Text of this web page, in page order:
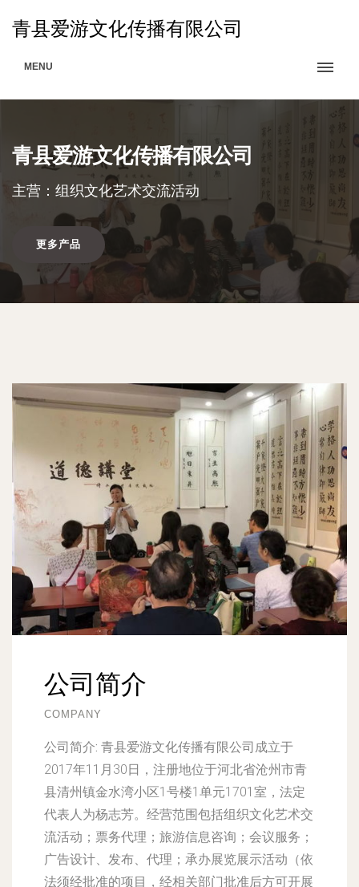
青县爱游文化传播有限公司
MENU
青县爱游文化传播有限公司
主营：组织文化艺术交流活动
更多产品
公司简介
COMPANY
公司简介: 青县爱游文化传播有限公司成立于
2017年11月30日，注册地位于河北省沧州市青
县清州镇金水湾小区1号楼1单元1701室，法定
代表人为杨志芳。经营范围包括组织文化艺术交
流活动；票务代理；旅游信息咨询；会议服务；
广告设计、发布、代理；承办展览展示活动（依
法须经批准的项目，经相关部门批准后方可开展